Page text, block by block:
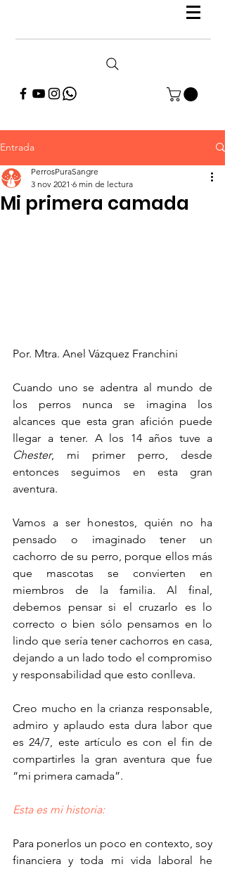
Entrada
Mi primera camada
PerrosPuraSangre
3 nov 2021 6 min de lectura
Por. Mtra. Anel Vázquez Franchini
Cuando uno se adentra al mundo de
los perros nunca se imagina los
alcances que esta gran afición puede
Chester, mi primer perro, desde
entonces seguimos en esta gran
aventura.
Vamos a ser honestos, quién no ha
pensado o imaginado tener un
cachorro de su perro, porque ellos más
que mascotas se convierten en
miembros de la familia. Al final,
debemos pensar si el cruzarlo es lo
correcto o bien sólo pensamos en lo
lindo que sería tener cachorros en casa,
dejando a un lado todo el compromiso
y responsabilidad que esto conlleva.
Creo mucho en la crianza responsable,
admiro y aplaudo esta dura labor que
es 24/7, este artículo es con el fin de
compartirles la gran aventura que fue
“mi primera camada”.
Esta es mi historia:
Para ponerlos un poco en contexto, soy
financiera y toda mi vida laboral he